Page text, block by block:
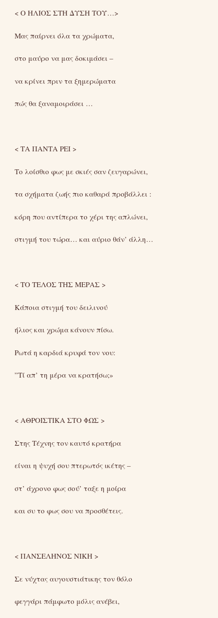
< Ο ΗΛΙΟΣ ΣΤΗ ΔΥΣΗ ΤΟΥ…>
Μας παίρνει όλα τα χρώματα,
στο μαύρο να μας δοκιμάσει –
να κρίνει πριν τα ξημερώματα
πώς θα ξαναμοιράσει …
< ΤΑ ΠΑΝΤΑ ΡΕΙ >
Το λοίσθιο φως με σκιές σαν ζευγαρώνει,
τα σχήματα ζωής πιο καθαρά προβάλλει :
κόρη που αντίπερα το χέρι της απλώνει,
στιγμή του τώρα… και αύριο θάν’ άλλη…
< ΤΟ ΤΕΛΟΣ ΤΗΣ ΜΕΡΑΣ >
Κάποια στιγμή του δειλινού
ήλιος και χρώμα κάνουν πίσω.
Ρωτά η καρδιά κρυφά τον νου:
”Τί απ’ τη μέρα να κρατήσω;»
< ΑΘΡΟΙΣΤΙΚΑ ΣΤΟ ΦΩΣ >
Στης Τέχνης τον καυτό κρατήρα
είναι η ψυχή σου πτερωτός ικέτης –
στ’ άχρονο φως σού’ ταξε η μοίρα
και συ το φως σου να προσθέτεις.
< ΠΑΝΣΕΛΗΝΟΣ ΝΙΚΗ >
Σε νύχτας αυγουστιάτικης τον θόλο
φεγγάρι πάμφωτο μόλις ανέβει,